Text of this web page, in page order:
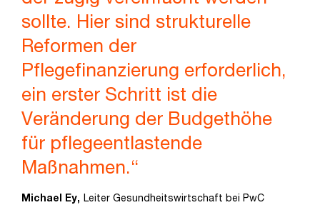
sollte. Hier sind strukturelle
Reformen der
Pflegefinanzierung erforderlich,
ein erster Schritt ist die
Veränderung der Budgethöhe
für pflegeentlastende
Maßnahmen.“
Michael Ey, Leiter Gesundheitswirtschaft bei PwC